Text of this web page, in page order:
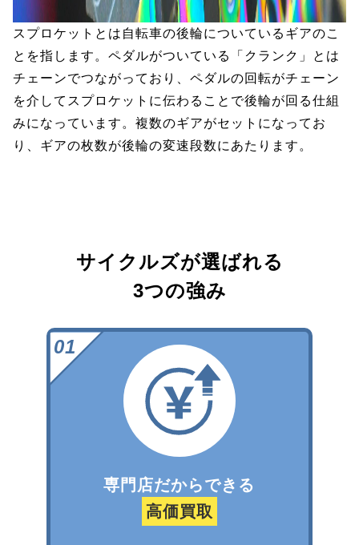
スプロケットとは自転車の後輪についているギアのこ
とを指します。ペダルがついている「クランク」とは
チェーンでつながっており、ペダルの回転がチェーン
を介してスプロケットに伝わることで後輪が回る仕組
みになっています。複数のギアがセットになってお
り、ギアの枚数が後輪の変速段数にあたります。
サイクルズが選ばれる
3つの強み
専門店だからできる
高価買取